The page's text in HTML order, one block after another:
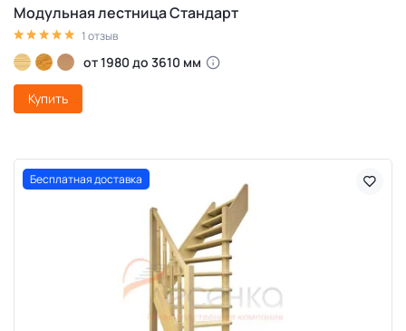
Модульная лестница Стандарт
1 отзыв
от 1980 до 3610 мм
Купить
Бесплатная доставка